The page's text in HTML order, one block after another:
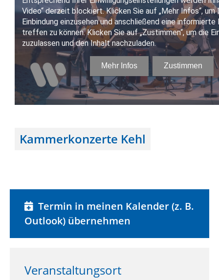
Kammerkonzerte Kehl
Termin in meinen Kalender (z. B.
Outlook) übernehmen
Veranstaltungsort